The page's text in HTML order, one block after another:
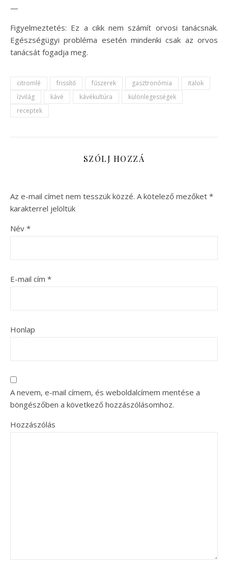
—
Figyelmeztetés: Ez a cikk nem számít orvosi tanácsnak.
Egészségügyi probléma esetén mindenki csak az orvos
tanácsát fogadja meg.
citromlé frissítő fűszerek gasztronómia
italok
ízvilág
kávé kávékultúra
különlegességek
receptek
SZÓLJ HOZZÁ
Az e-mail címet nem tesszük közzé. A kötelező mezőket *
karakterrel jelöltük
Név *
E-mail cím *
Honlap
A nevem, e-mail címem, és weboldalcímem mentése a
böngészőben a következő hozzászólásomhoz.
Hozzászólás